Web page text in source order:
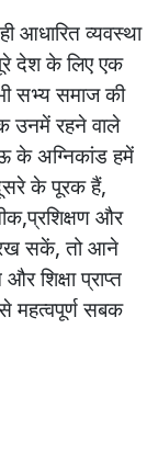
आधारितव्यवस्था
देशकेलिएएक
सभ्यसमाजकी
उनमेंरहनेवाले
केअग्निकांडहमें
केपूरकहैं,
,प्रशिक्षणऔर
सकें,तोआने
औरशिक्षाप्राप्त
महत्वपूर्णसबक